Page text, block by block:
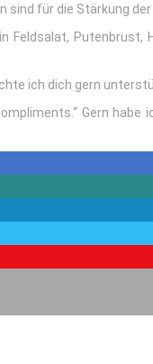
sind für die Stärkung
Putenbrust,
ich dich gern
Gern